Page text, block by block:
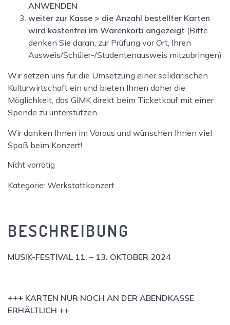
ANWENDEN
weiter zur Kasse > die Anzahl bestellter Karten
wird kostenfrei im Warenkorb angezeigt (Bitte
denken Sie daran, zur Prüfung vor Ort, Ihren
Ausweis/Schüler-/Studentenausweis mitzubringen)
Wir setzen uns für die Umsetzung einer solidarischen
Kulturwirtschaft ein und bieten Ihnen daher die
Möglichkeit, das GIMK direkt beim Ticketkauf mit einer
Spende zu unterstützen.
Wir danken Ihnen im Voraus und wünschen Ihnen viel
Spaß beim Konzert!
Nicht vorrätig
Kategorie: Werkstattkonzert
BESCHREIBUNG
MUSIK-FESTIVAL 11. – 13. OKTOBER 2024
+++ KARTEN NUR NOCH AN DER ABENDKASSE
ERHÄLTLICH ++